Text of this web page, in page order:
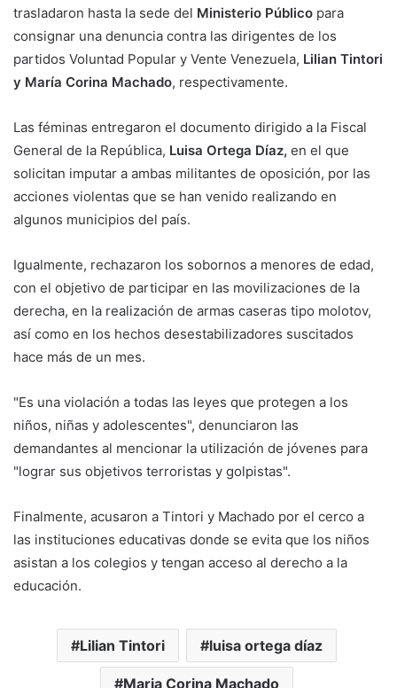
trasladaron hasta la sede del Ministerio Público para
consignar una denuncia contra las dirigentes de los
partidos Voluntad Popular y Vente Venezuela, Lilian Tintori
y María Corina Machado, respectivamente.
Las féminas entregaron el documento dirigido a la Fiscal
General de la República, Luisa Ortega Díaz, en el que
solicitan imputar a ambas militantes de oposición, por las
acciones violentas que se han venido realizando en
algunos municipios del país.
Igualmente, rechazaron los sobornos a menores de edad,
con el objetivo de participar en las movilizaciones de la
derecha, en la realización de armas caseras tipo molotov,
así como en los hechos desestabilizadores suscitados
hace más de un mes.
"Es una violación a todas las leyes que protegen a los
niños, niñas y adolescentes", denunciaron las
demandantes al mencionar la utilización de jóvenes para
"lograr sus objetivos terroristas y golpistas".
Finalmente, acusaron a Tintori y Machado por el cerco a
las instituciones educativas donde se evita que los niños
asistan a los colegios y tengan acceso al derecho a la
educación.
Lilian Tintori luisa ortega díaz
Maria Corina Machado